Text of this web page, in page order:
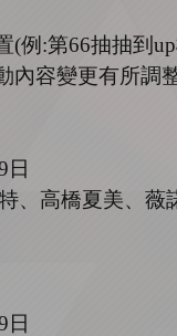
(例:第66抽抽到 up
內容變更有所調
日
、 高橋夏美、 薇
日